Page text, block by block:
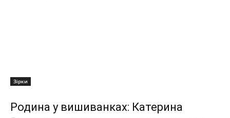
Зірки
Родина у вишиванках: Катерина